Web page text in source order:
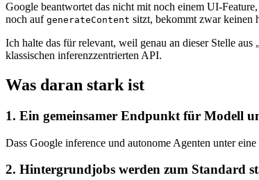
Google beantwortet das nicht mit noch einem UI-
noch auf generateContent sitzt, bekommt zwar keinen
Ich halte das für relevant, weil genau an dieser Stelle aus
klassischen inferenzzentrierten API.
Was daran stark ist
1. Ein gemeinsamer Endpunkt für Modell
Dass Google inference und autonome Agenten unter
2. Hintergrundjobs werden zum Standard